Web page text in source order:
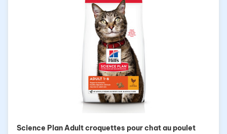
Science Plan Adult croquettes pour chat au poulet